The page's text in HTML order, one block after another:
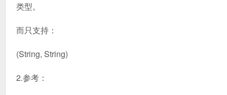
类型。
而只支持：
(String, String)
2.参考：